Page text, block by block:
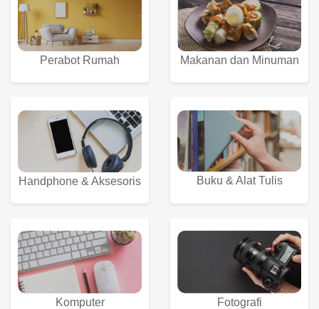
Perabot Rumah Makanan dan Minuman
Handphone & Aksesoris Buku & Alat Tulis
Komputer Fotografi